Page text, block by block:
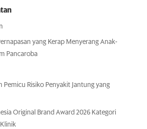
yang Kerap Menyerang Anak-
Pancaroba
Pemicu Risiko Penyakit Jantung yang
Original Brand Award 2026 Kategori